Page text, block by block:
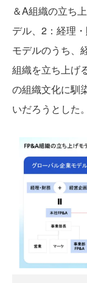
＆A組織の立ち
デル、2：経理
モデルのうち、
組織を立ち上げ
の組織文化に馴
いだろうとした。